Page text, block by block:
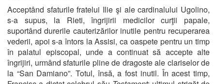
Acceptând sfaturile fratelui Ilie şi ale cardinalului Ugolino,
s-a supus, la Rieti, îngrijirii medicilor curţii papale,
suportând durerile cauterizărilor inutile pentru recuperarea
vederii, apoi s-a întors la Assisi, ca oaspete pentru un timp
în palatul episcopal, unde a continuat să accepte alte
îngrijiri, urmând sfaturile pline de dragoste ale clariselor de
la “San Damiano”. Totul, însă, a fost inutil. În acest timp,